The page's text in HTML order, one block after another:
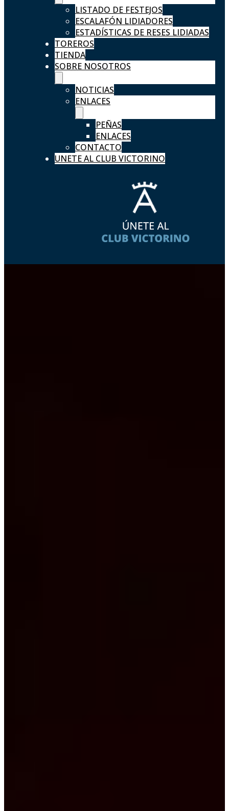
LISTADO DE FESTEJOS
ESCALAFÓN LIDIADORES
ESTADÍSTICAS DE RESES LIDIADAS
TOREROS
TIENDA
SOBRE NOSOTROS
NOTICIAS
ENLACES
PEÑAS
ENLACES
CONTACTO
UNETE AL CLUB VICTORINO